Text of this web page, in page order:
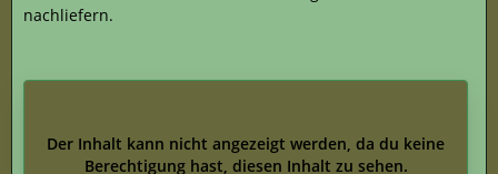
nachliefern.
Der Inhalt kann nicht angezeigt werden, da du keine
Berechtigung hast, diesen Inhalt zu sehen.